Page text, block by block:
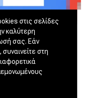
στις σελίδες
καλύτερη
σας. Εάν
στη